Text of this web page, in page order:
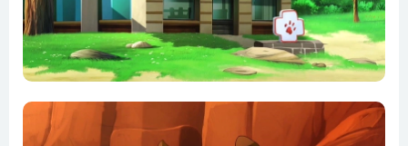
第22集 山谷里的秃鹫
第23集 哈维的旅行
第24集 帕克家族的秘密
第25集 大山野外挑战赛 上集
第26集 大山野外挑战赛 下集